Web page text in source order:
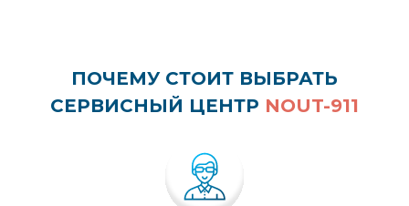
ПОЧЕМУ СТОИТ ВЫБРАТЬ
СЕРВИСНЫЙ ЦЕНТР NOUT-911